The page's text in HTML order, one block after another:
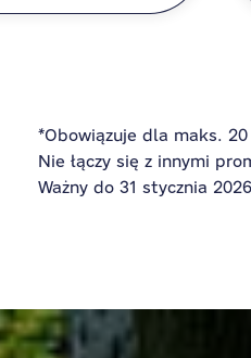
*Obowiązuje dla maks.
Nie łączy się z innymi
Ważny do 31 stycznia